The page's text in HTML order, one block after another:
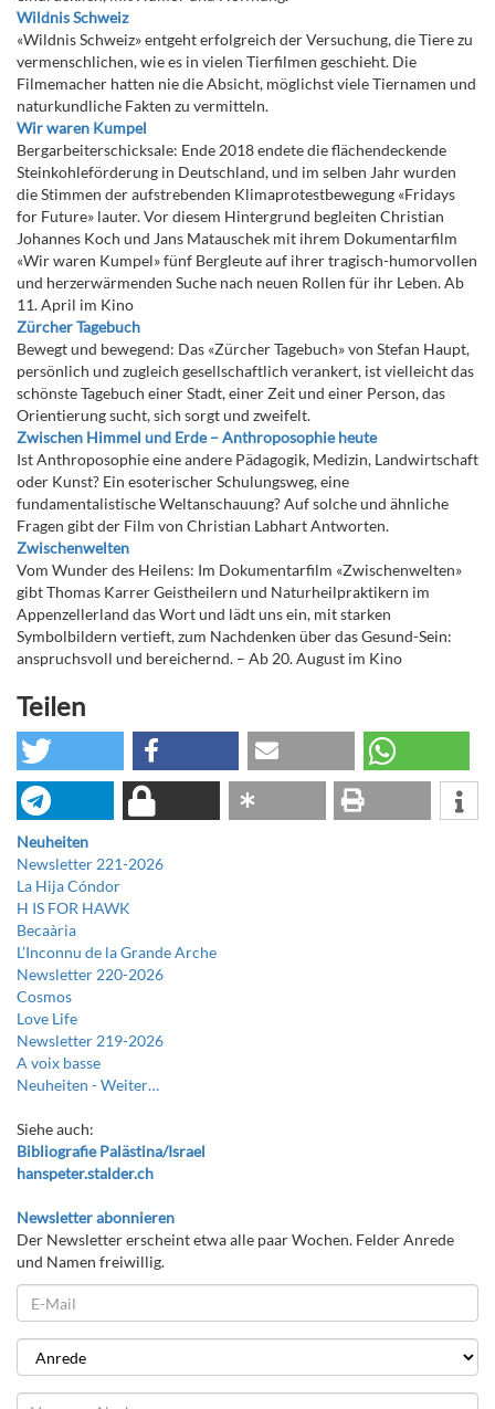
Wildnis Schweiz
«Wildnis Schweiz» entgeht erfolgreich der Versuchung, die Tiere zu
vermenschlichen, wie es in vielen Tierfilmen geschieht. Die
Filmemacher hatten nie die Absicht, möglichst viele Tiernamen und
naturkundliche Fakten zu vermitteln.
Wir waren Kumpel
Bergarbeiterschicksale: Ende 2018 endete die flächendeckende
Steinkohleförderung in Deutschland, und im selben Jahr wurden
die Stimmen der aufstrebenden Klimaprotestbewegung «Fridays
for Future» lauter. Vor diesem Hintergrund begleiten Christian
Johannes Koch und Jans Matauschek mit ihrem Dokumentarfilm
«Wir waren Kumpel» fünf Bergleute auf ihrer tragisch-humorvollen
und herzerwärmenden Suche nach neuen Rollen für ihr Leben. Ab
11. April im Kino
Zürcher Tagebuch
Bewegt und bewegend: Das «Zürcher Tagebuch» von Stefan Haupt,
persönlich und zugleich gesellschaftlich verankert, ist vielleicht das
schönste Tagebuch einer Stadt, einer Zeit und einer Person, das
Orientierung sucht, sich sorgt und zweifelt.
Zwischen Himmel und Erde – Anthroposophie heute
Ist Anthroposophie eine andere Pädagogik, Medizin, Landwirtschaft
oder Kunst? Ein esoterischer Schulungsweg, eine
fundamentalistische Weltanschauung? Auf solche und ähnliche
Fragen gibt der Film von Christian Labhart Antworten.
Zwischenwelten
Vom Wunder des Heilens: Im Dokumentarfilm «Zwischenwelten»
gibt Thomas Karrer Geistheilern und Naturheilpraktikern im
Appenzellerland das Wort und lädt uns ein, mit starken
Symbolbildern vertieft, zum Nachdenken über das Gesund-Sein:
anspruchsvoll und bereichernd. – Ab 20. August im Kino
Teilen
Neuheiten
Newsletter 221-2026
La Hija Cóndor
H IS FOR HAWK
Becaària
L’Inconnu de la Grande Arche
Newsletter 220-2026
Cosmos
Love Life
Newsletter 219-2026
A voix basse
Neuheiten -Weiter…
Siehe auch:
Bibliografie Palästina/Israel
hanspeter.stalder.ch
Newsletter abonnieren
Der Newsletter erscheint etwa alle paar Wochen. Felder Anrede
und Namen freiwillig.